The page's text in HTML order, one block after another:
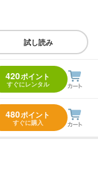
試し読み
420ポイント
すぐにレンタル
480ポイント
すぐに購入